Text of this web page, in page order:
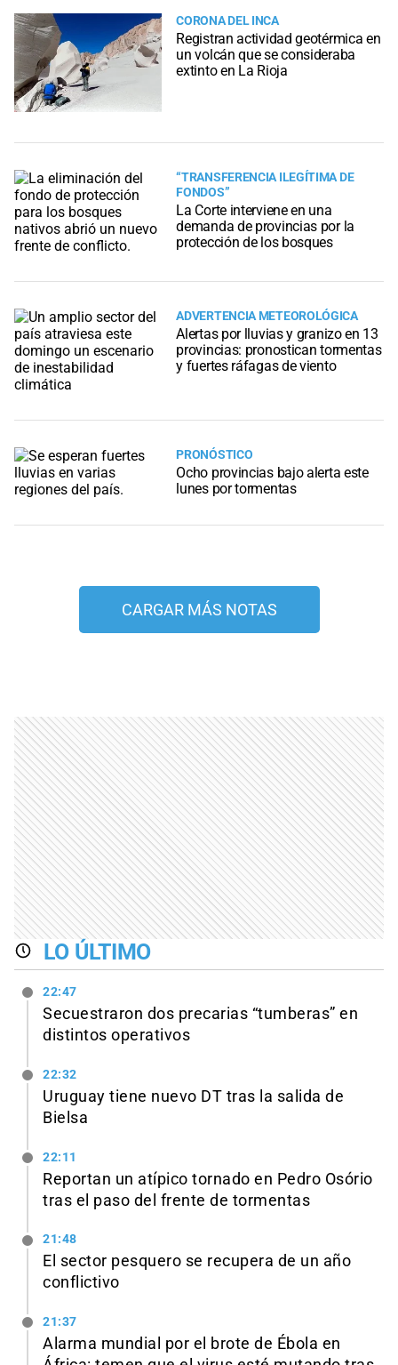
CORONA DEL INCA
Registran actividad geotérmica en
un volcán que se consideraba
extinto en La Rioja
“TRANSFERENCIA ILEGÍTIMA DE
FONDOS”
La Corte interviene en una
demanda de provincias por la
protección de los bosques
ADVERTENCIA METEOROLÓGICA
Alertas por lluvias y granizo en 13
provincias: pronostican tormentas
y fuertes ráfagas de viento
PRONÓSTICO
Ocho provincias bajo alerta este
lunes por tormentas
CARGAR MÁS NOTAS
LO ÚLTIMO
22:47
Secuestraron dos precarias “tumberas” en
distintos operativos
22:32
Uruguay tiene nuevo DT tras la salida de
Bielsa
22:11
Reportan un atípico tornado en Pedro Osório
tras el paso del frente de tormentas
21:48
El sector pesquero se recupera de un año
conflictivo
21:37
Alarma mundial por el brote de Ébola en